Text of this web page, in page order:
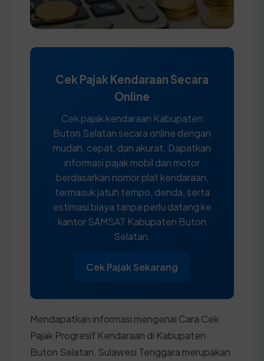
Cek Pajak Kendaraan Secara
Online
Cek pajak kendaraan Kabupaten
Buton Selatan secara online dengan
mudah, cepat, dan akurat. Dapatkan
informasi pajak mobil dan motor
berdasarkan nomor plat kendaraan,
termasuk jatuh tempo, denda, serta
estimasi biaya tanpa perlu datang ke
kantor SAMSAT Kabupaten Buton
Selatan.
Cek Pajak Sekarang
Mendapatkan informasi mengenai Cara Cek
Pajak Progresif Kendaraan di Kabupaten
Buton Selatan, Sulawesi Tenggara merupakan